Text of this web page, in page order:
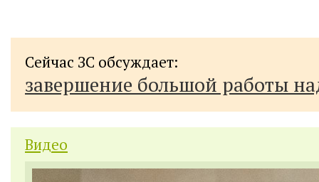
Сейчас ЗС обсуждает:
завершение большой работы
Видео